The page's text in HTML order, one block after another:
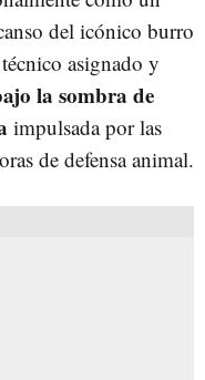
del icónico burro
asignado y
la sombra de
impulsada por las
de defensa animal.